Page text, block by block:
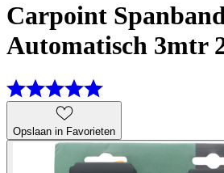
Carpoint
Automatisch 3mtr
Opslaan in Favorieten